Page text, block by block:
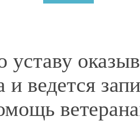
уставу
и ведется